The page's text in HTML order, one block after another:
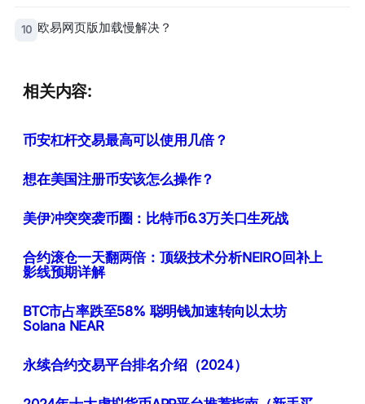
10 欧易网页版加载慢解决？
相关内容:
币安杠杆交易最高可以使用几倍？
想在美国注册币安该怎么操作？
美伊冲突突袭币圈：比特币6.3万关口生死战
合约滚仓一天翻两倍：顶级技术分析NEIRO回补上
影线预期详解
BTC市占率跌至58% 聪明钱加速转向以太坊
Solana NEAR
永续合约交易平台排名介绍（2024）